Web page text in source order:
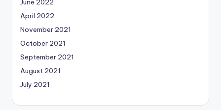
June 2022
April 2022
November 2021
October 2021
September 2021
August 2021
July 2021